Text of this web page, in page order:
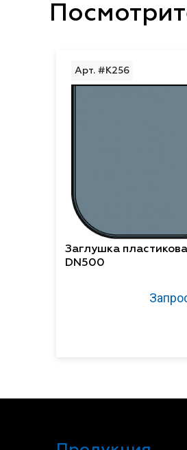
Арт. #K256
Заглушка
DN500